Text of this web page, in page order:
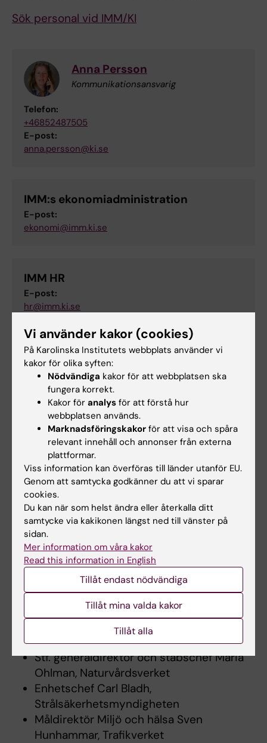
Sök personal vid IMM/KI
Anna Persson
Kommunikationsansvarig
Telefon:
+46852487505
E-post:
anna.persson@ki.se
IMM:s ekonomiadministration
E-post:
ekonomi@imm.ki.se
IMM HR
E-post:
hr@imm.ki.se
IMM:s styrelse
IMMs styrelse består av representanter för
institutets viktigaste avnämarmyndigheter.
Enhetschef Karin Ljung Björklund,
ordförande, Folkhälsomyndigheten
Docent Anna Bergström, vice ordförande,
IMM
Med Dr Ingemar Rödin, Arbetsmiljöverket
Enhetschef Annika Rahm, Boverket
Biträdande avdelningschef Agneta Falk
Filipsson, Folkhälsomyndigheten
Professor Sandra Ceccatelli, Karolinska
Institutet
Docent Bert-Ove Lund,
Kemikalieinspektionen
Avdelningschef Helena Brunnkvist,
Livsmedelsverket
Direktör Veronica Arthurson,
Läkemedelsverket
Stf. generaldirektör och stabschef Maria
Ohlman, Naturvårdsverket
Enhetschef Carl Bladh,
Strålsäkerhetsmyndigheten
Måldirektör Miljö och hälsa Sven
Hunhammar, Trafikverket
Vi använder kakor (cookies)
På Karolinska Institutets webbplats använder vi
kakor för olika syften:
Nödvändiga kakor för att webbplatsen ska
fungera korrekt.
Kakor för analys för att förstå hur
webbplatsen används.
Marknadsföringskakor för att visa och spåra
relevant innehåll och annonser från externa
plattformar.
Viss information kan överföras till länder utanför EU.
Genom att samtycka godkänner du att vi sparar
cookies.
Du kan när som helst ändra eller återkalla ditt
samtycke via kakikonen längst ned till vänster på
sidan.
Mer information om våra kakor
Read this information in English
Tillåt endast nödvändiga
Tillåt mina valda kakor
Tillåt alla